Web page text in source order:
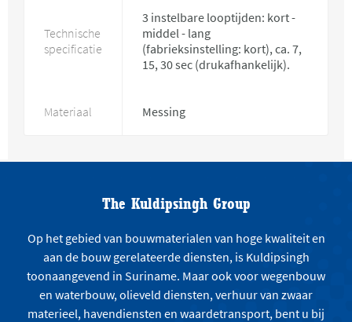
Technische
specificatie
3 instelbare looptijden: kort -
middel - lang
(fabrieksinstelling: kort), ca. 7,
15, 30 sec (drukafhankelijk).
Materiaal Messing
The Kuldipsingh Group
Op het gebied van bouwmaterialen van hoge kwaliteit en
aan de bouw gerelateerde diensten, is Kuldipsingh
toonaangevend in Suriname. Maar ook voor wegenbouw
en waterbouw, olieveld diensten, verhuur van zwaar
materieel, havendiensten en waardetransport, bent u bij